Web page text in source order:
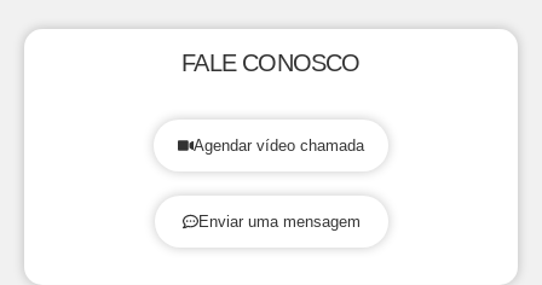
FALE CONOSCO
Agendar vídeo chamada
Enviar uma mensagem